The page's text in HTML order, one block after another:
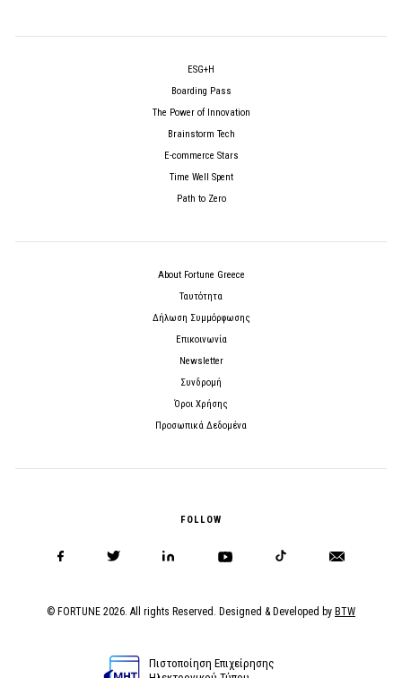
ESG+H
Boarding Pass
The Power of Innovation
Brainstorm Tech
E-commerce Stars
Time Well Spent
Path to Zero
About Fortune Greece
Ταυτότητα
Δήλωση Συμμόρφωσης
Επικοινωνία
Newsletter
Συνδρομή
Όροι Χρήσης
Προσωπικά Δεδομένα
FOLLOW
© FORTUNE 2026. All rights Reserved. Designed & Developed by BTW
Πιστοποίηση Επιχείρησης